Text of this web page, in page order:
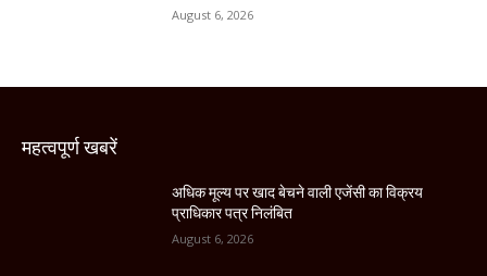
August 6, 2026
महत्वपूर्ण खबरें
अधिक मूल्य पर खाद बेचने वाली एजेंसी का विक्रय
प्राधिकार पत्र निलंबित
August 6, 2026